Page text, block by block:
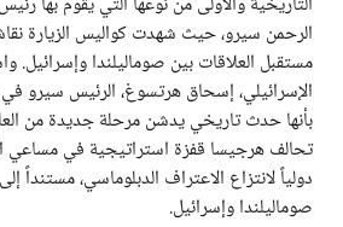
الرحمن سيرو، حيث شهدت كواليس الزيارة
مستقبل العلاقات بين صوماليلندا وإسرائيل.
الإسرائيلي، إسحاق هرتسوغ، الرئيس سيرو في
بأنها حدث تاريخي يدشن مرحلة جديدة من
تحالف هرجيسا قفزة استراتيجية في مساعي
دولياً لانتزاع الاعتراف الدبلوماسي، مستنداً
صوماليلندا وإسرائيل.